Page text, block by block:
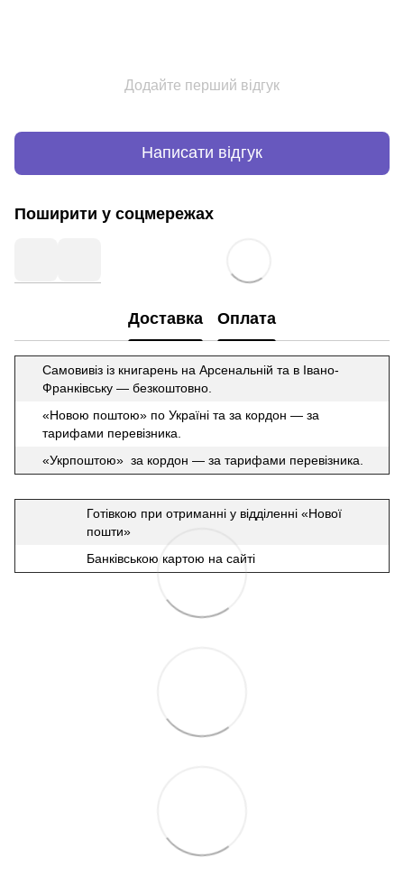
Додайте перший відгук
Написати відгук
Поширити у соцмережах
Доставка Оплата
Самовивіз із книгарень на Арсенальній та в Івано-
Франківську — безкоштовно.
«Новою поштою» по Україні та за кордон — за
тарифами перевізника.
«Укрпоштою» за кордон — за тарифами перевізника.
Готівкою при отриманні у відділенні «Нової
пошти»
Банківською картою на сайті